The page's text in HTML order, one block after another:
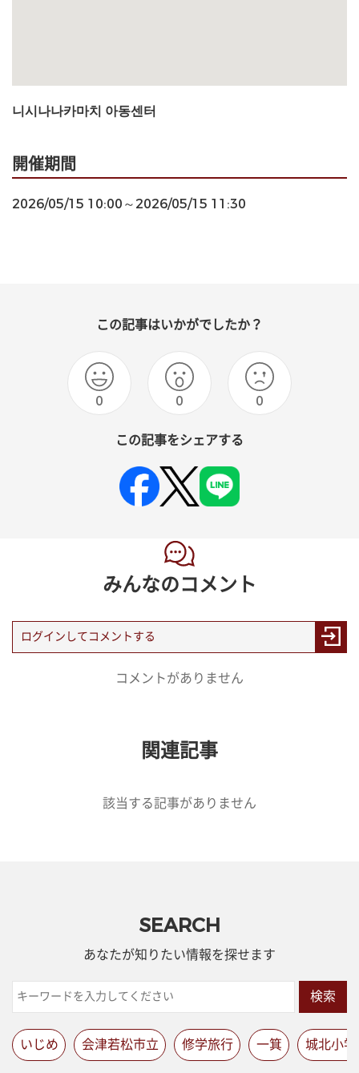
니시나나카마치 아동센터
開催期間
2026/05/15 10:00～2026/05/15 11:30
この記事はいかがでしたか？
0 0 0
この記事をシェアする
みんなのコメント
コメントがありません
関連記事
該当する記事がありません
SEARCH
あなたが知りたい情報を探せます
検索
いじめ 会津若松市立 修学旅行 一箕 城北小